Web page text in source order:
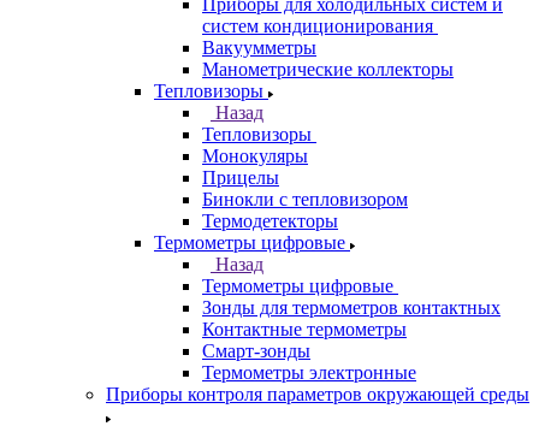
Приборы для холодильных систем и
систем кондиционирования
Вакуумметры
Манометрические коллекторы
Тепловизоры
Назад
Тепловизоры
Монокуляры
Прицелы
Бинокли с тепловизором
Термодетекторы
Термометры цифровые
Назад
Термометры цифровые
Зонды для термометров контактных
Контактные термометры
Смарт-зонды
Термометры электронные
Приборы контроля параметров окружающей среды